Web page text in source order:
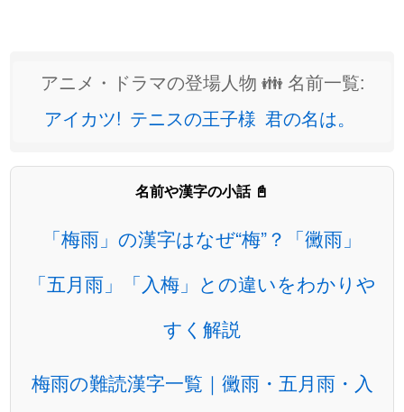
アニメ・ドラマの登場人物 👪 名前一覧:
アイカツ! テニスの王子様 君の名は。
名前や漢字の小話 📓
「梅雨」の漢字はなぜ“梅”？「黴雨」
「五月雨」「入梅」との違いをわかりや
すく解説
梅雨の難読漢字一覧｜黴雨・五月雨・入